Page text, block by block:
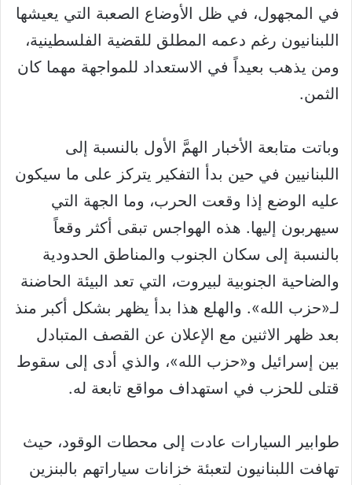
في المجهول، في ظل الأوضاع الصعبة التي يعيشها
اللبنانيون رغم دعمه المطلق للقضية الفلسطينية،
ومن يذهب بعيداً في الاستعداد للمواجهة مهما كان
الثمن.
وباتت متابعة الأخبار الهمَّ الأول بالنسبة إلى
اللبنانيين في حين بدأ التفكير يتركز على ما سيكون
عليه الوضع إذا وقعت الحرب، وما الجهة التي
سيهربون إليها. هذه الهواجس تبقى أكثر وقعاً
بالنسبة إلى سكان الجنوب والمناطق الحدودية
والضاحية الجنوبية لبيروت، التي تعد البيئة الحاضنة
لـ«حزب الله». والهلع هذا بدأ يظهر بشكل أكبر منذ
بعد ظهر الاثنين مع الإعلان عن القصف المتبادل
بين إسرائيل و«حزب الله»، والذي أدى إلى سقوط
قتلى للحزب في استهداف مواقع تابعة له.
طوابير السيارات عادت إلى محطات الوقود، حيث
تهافت اللبنانيون لتعبئة خزانات سياراتهم بالبنزين